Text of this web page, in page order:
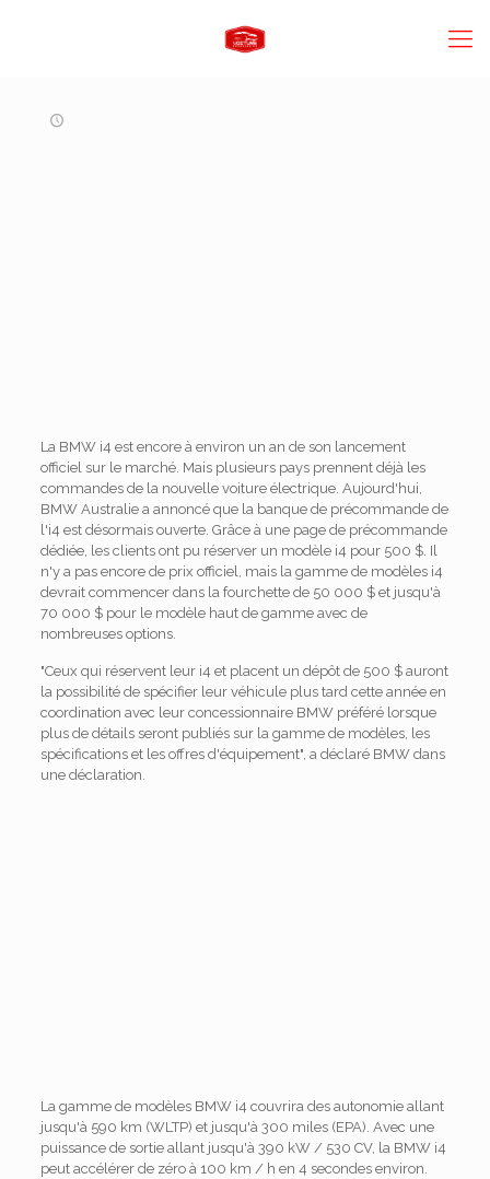
La BMW i4 est encore à environ un an de son lancement
officiel sur le marché. Mais plusieurs pays prennent déjà les
commandes de la nouvelle voiture électrique. Aujourd'hui,
BMW Australie a annoncé que la banque de précommande de
l'i4 est désormais ouverte. Grâce à une page de précommande
dédiée, les clients ont pu réserver un modèle i4 pour 500 $. Il
n'y a pas encore de prix officiel, mais la gamme de modèles i4
devrait commencer dans la fourchette de 50 000 $ et jusqu'à
70 000 $ pour le modèle haut de gamme avec de
nombreuses options.
"Ceux qui réservent leur i4 et placent un dépôt de 500 $ auront
la possibilité de spécifier leur véhicule plus tard cette année en
coordination avec leur concessionnaire BMW préféré lorsque
plus de détails seront publiés sur la gamme de modèles, les
spécifications et les offres d'équipement", a déclaré BMW dans
une déclaration.
La gamme de modèles BMW i4 couvrira des autonomie allant
jusqu'à 590 km (WLTP) et jusqu'à 300 miles (EPA). Avec une
puissance de sortie allant jusqu'à 390 kW / 530 CV, la BMW i4
peut accélérer de zéro à 100 km / h en 4 secondes environ.